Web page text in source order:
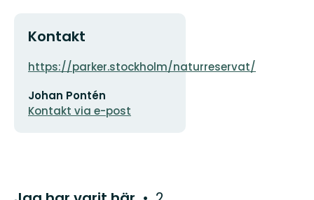
Kontakt
Adress
https://parker.stockholm/naturreservat/
postadress
Johan Pontén
Kontakt via e-post